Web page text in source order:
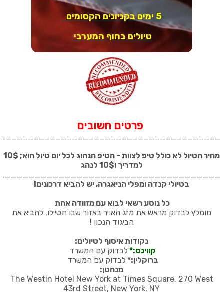
פרטים חשובים
מחיר הטיול לא כולל טיפ לצוות - הטיפ הנהוג לכל יום טיול הוא; 10$
למדריך ו10$ לנהג
בטיולי קנדה ומפלי הניאגרה, יש להביא דרכונים!
כל נוסע רשאי לבוא עם מזוודה אחת
מומלץ לבדוק מראש את מזג האויר באזור שבו תטיילו, להביא את
הביגוד הנכון !
נקודות איסוף לטיולים:
קווינס:* לבדוק עם המשרד
ברוקלין:* לבדוק עם המשרד
מנהטן:
The Westin Hotel New York at Times Square, 270 West
43rd Street, New York, NY
5 ימים בקניונים הקסומים
טיולים בחוף המערבי